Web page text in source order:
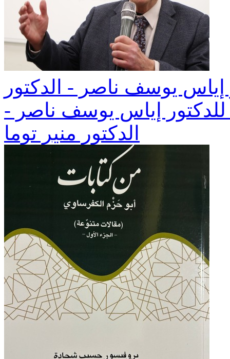
يوسف ناصر - الدكتور
للدكتور إياس يوسف ناصر -
الدكتور منير توما